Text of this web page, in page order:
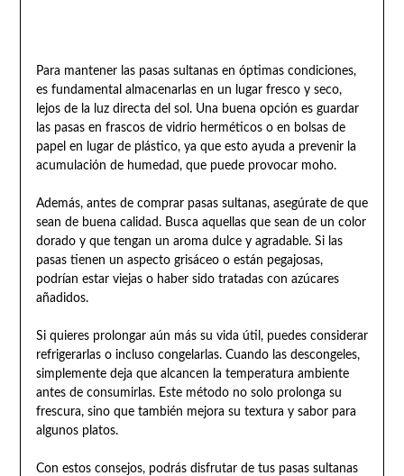
Para mantener las pasas sultanas en óptimas condiciones,
es fundamental almacenarlas en un lugar fresco y seco,
lejos de la luz directa del sol. Una buena opción es guardar
las pasas en frascos de vidrio herméticos o en bolsas de
papel en lugar de plástico, ya que esto ayuda a prevenir la
acumulación de humedad, que puede provocar moho.
Además, antes de comprar pasas sultanas, asegúrate de que
sean de buena calidad. Busca aquellas que sean de un color
dorado y que tengan un aroma dulce y agradable. Si las
pasas tienen un aspecto grisáceo o están pegajosas,
podrían estar viejas o haber sido tratadas con azúcares
añadidos.
Si quieres prolongar aún más su vida útil, puedes considerar
refrigerarlas o incluso congelarlas. Cuando las descongeles,
simplemente deja que alcancen la temperatura ambiente
antes de consumirlas. Este método no solo prolonga su
frescura, sino que también mejora su textura y sabor para
algunos platos.
Con estos consejos, podrás disfrutar de tus pasas sultanas